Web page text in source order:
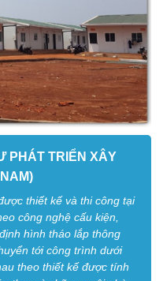
PHÁT TRIỂN XÂY
thiết kế và thi công tại
công nghệ cấu kiện,
hình tháo lắp thông
tới công trình dưới
theo thiết kế được tính